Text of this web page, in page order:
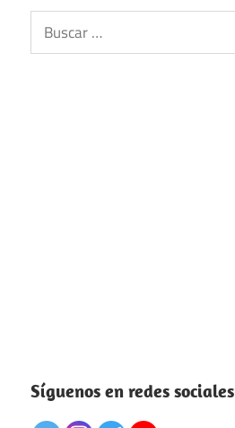
Buscar:
Síguenos en redes sociales